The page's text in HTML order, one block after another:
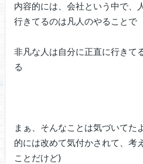
内容的には、会社という中で、
行きてるのは凡人のやることで
非凡な人は自分に正直に行きて
る
まぁ、そんなことは気づいてた
的には改めて気付かされて、考
ことだけど)